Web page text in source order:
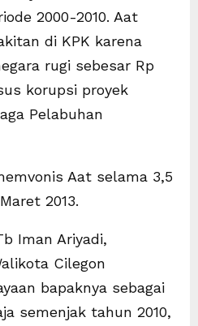
2000-2010. Aat
di KPK karena
rugi sebesar Rp
korupsi proyek
Pelabuhan
Aat selama 3,5
2013.
Iman Ariyadi,
Cilegon
bapaknya sebagai
semenjak tahun 2010,